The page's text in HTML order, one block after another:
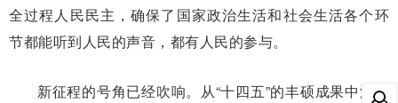
全过程人民民主，确保了国家政治生活和社会生活各个环
节都能听到人民的声音，都有人民的参与。
新征程的号角已经吹响。从“十四五”的丰硕成果中汲取